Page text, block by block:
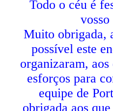
Todo o céu é
vosso
Muito obrigada,
possível este
organizaram,
esforços para
equipe de
obrigada aos